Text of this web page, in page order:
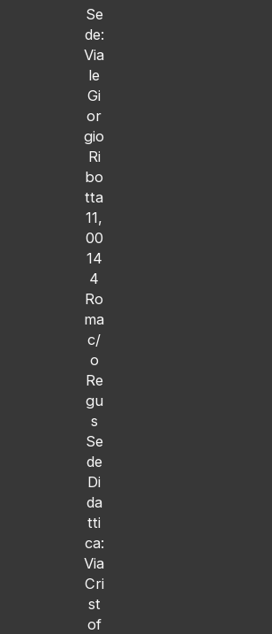
Se
de:
Via
le
Gi
or
gio
Ri
bo
tta
11,
00
14
4
Ro
ma
c/
o
Re
gu
s
Se
de
Di
da
tti
ca:
Via
Cri
st
of